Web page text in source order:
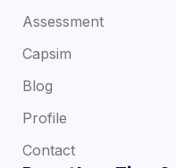
Assessment
Capsim
Blog
Profile
Contact